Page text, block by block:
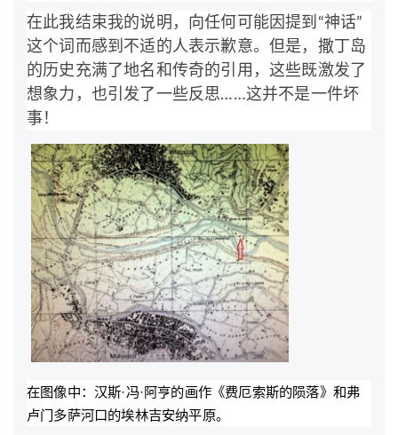
在此我结束我的说明，向任何可能因提到“神话”
这个词而感到不适的人表示歉意。但是，撒丁岛
的历史充满了地名和传奇的引用，这些既激发了
想象力，也引发了一些反思……这并不是一件坏
事！
在图像中：汉斯·冯·阿亨的画作《费厄索斯的陨落》和弗
卢门多萨河口的埃林吉安纳平原。